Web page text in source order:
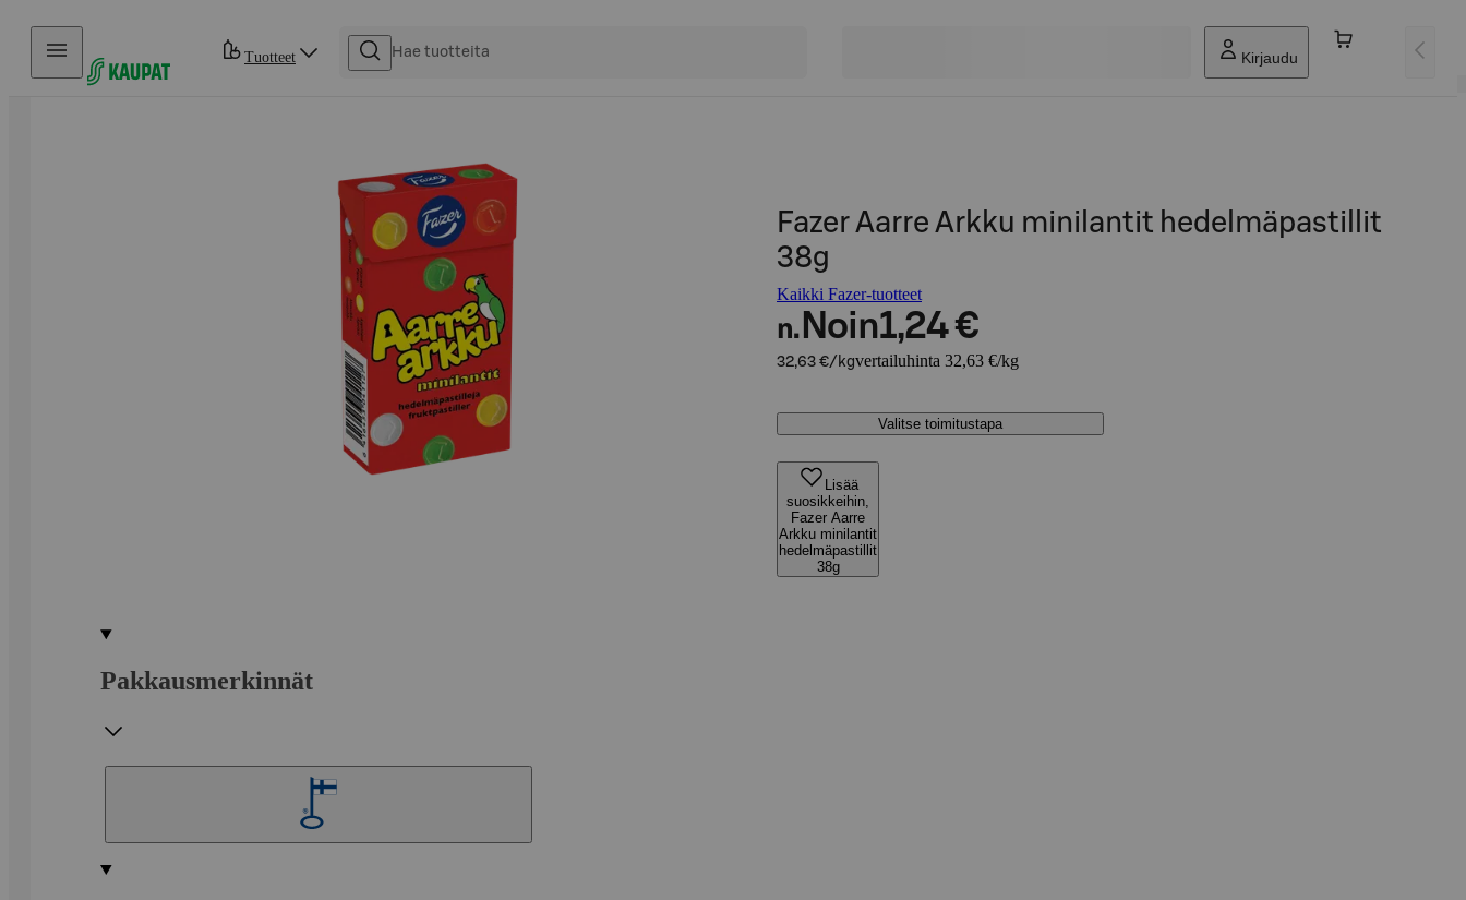
Hyppää sisältöön
Tuotteet Kirjaudu
Fazer Aarre Arkku minilantit hedelmäpastillit
38g
Kaikki Fazer-tuotteet
n. Noin1,24 €
32,63 €/kgvertailuhinta 32,63 €/kg
Valitse toimitustapa
Lisää
suosikkeihin,
Fazer Aarre
Arkku minilantit
hedelmäpastillit
38g
Pakkausmerkinnät